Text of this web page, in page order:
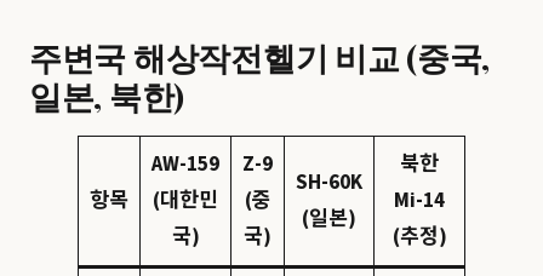
주변국 해상작전헬기 비교 (중국,
일본, 북한)
항목
AW-159
(대한민
국)
Z-9
(중
국)
SH-60K
(일본)
북한
Mi-14
(추정)